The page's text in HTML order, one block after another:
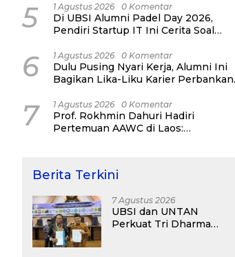
5 1 Agustus 2026 0 Komentar
Di UBSI Alumni Padel Day 2026,
Pendiri Startup IT Ini Cerita Soal
Network Alumni
6 1 Agustus 2026 0 Komentar
Dulu Pusing Nyari Kerja, Alumni Ini
Bagikan Lika-Liku Karier Perbankan
Day 2026
7 1 Agustus 2026 0 Komentar
Prof. Rokhmin Dahuri Hadiri
Pertemuan AAWC di Laos:
Berita Terkini
7 Agustus 2026
UBSI dan UNTAN
Perkuat Tri Dharma